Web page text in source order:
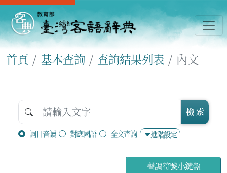
首頁 基本查詢 查詢結果列表 內文
詞目音讀 對應國語 全文查詢 進階設定
檢 索
聲調符號小鍵盤